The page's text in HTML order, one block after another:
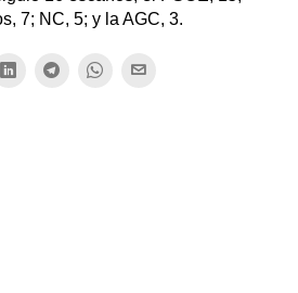
7; NC, 5; y la AGC, 3.